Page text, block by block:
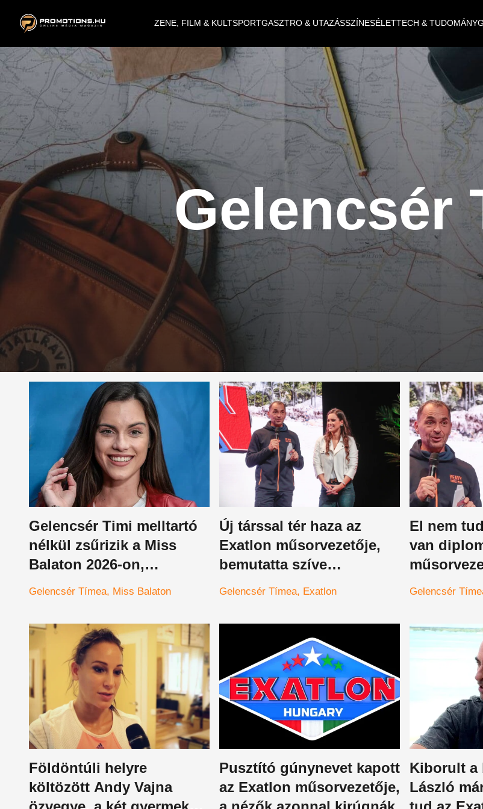
ZENE, FILM & KULTSPORTGASZTRO & UTAZÁSSZÍNESÉLETTECH & TUDOMÁNY
Gelencsér
Gelencsér Timi melltartó
nélkül zsűrizik a Miss
Balaton 2026-on,
mindenkinél szebb
Gelencsér Tímea Miss Balaton
Új társsal tér haza az
Exatlon műsorvezetője,
bemutatta szíve
választottját
Gelencsér Tímea Exatlon
El nem
van
Gelencsér
Földöntúli helyre
költözött Andy Vajna
Pusztító gúnynevet kapott
az Exatlon műsorvezetője,
Kiborult a
László